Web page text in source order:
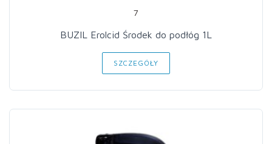
7
BUZIL Erolcid Środek do podłóg 1L
SZCZEGÓŁY